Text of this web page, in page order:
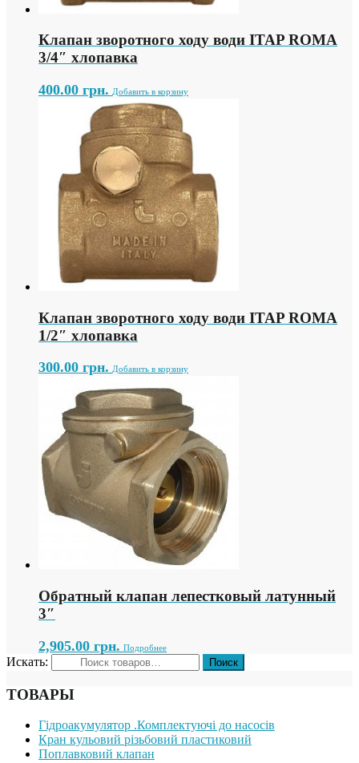
Клапан зворотного ходу води ITAP ROMA
3/4″ хлопавка
400.00 грн. Добавить в корзину
Клапан зворотного ходу води ITAP ROMA
1/2″ хлопавка
300.00 грн. Добавить в корзину
Обратный клапан лепестковый латунный
3″
2,905.00 грн. Подробнее
Искать:
ТОВАРЫ
Гідроакумулятор .Комплектуючі до насосів
Кран кульовий різьбовий пластиковий
Поплавковий клапан